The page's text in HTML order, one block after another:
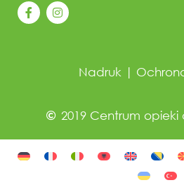
Nadruk |
2019 Centrum opieki